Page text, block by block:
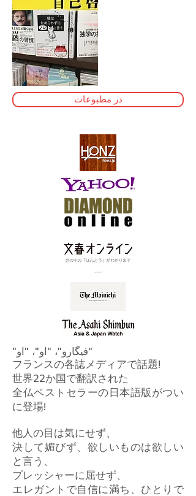
در مطبوعات
"فیگارو"، "او"، "او"
フランスの各誌メディアで話題!
世界22か国で翻訳された
全仏ベストセラーの日本語版がつい
に登場!
他人の目は気にせず、
決して媚びず、欲しいものは欲しい
と言う、
プレッシャーに屈せず、
エレガントで自信に満ち、ひとりで